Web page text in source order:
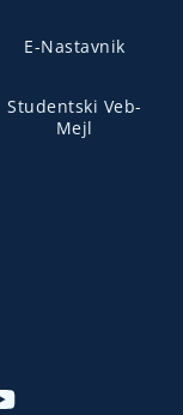
E-Nastavnik
Studentski Veb-
Mejl